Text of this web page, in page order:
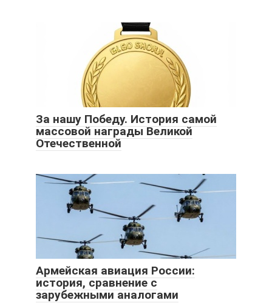
За нашу Победу. История самой
массовой награды Великой
Отечественной
Армейская авиация России:
история, сравнение с
зарубежными аналогами